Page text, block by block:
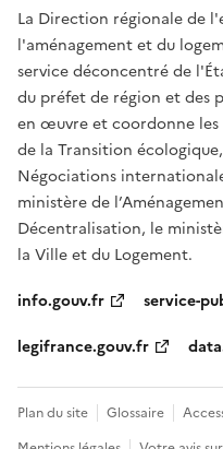
La Direction régionale de
l'aménagement et du
service déconcentré de
du préfet de région et des
en œuvre et coordonne
de la Transition
Négociations
ministère de
Décentralisation, le
la Ville et du Logement.
info.gouv.fr
service-
legifrance.gouv.fr
Plan du site Glossaire